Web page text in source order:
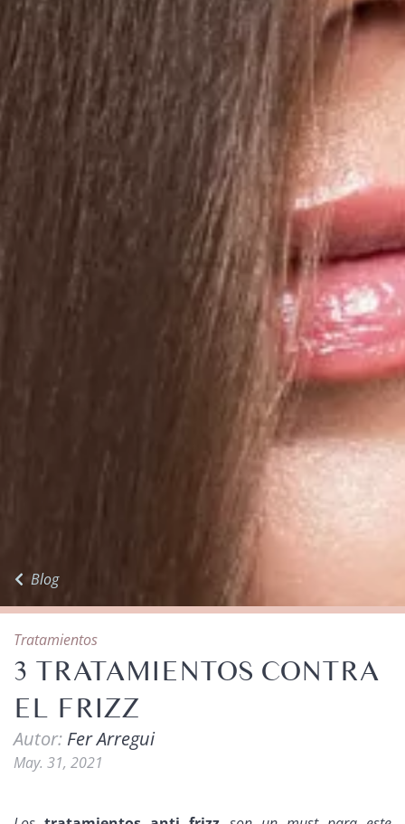
Blog
Tratamientos
3 TRATAMIENTOS CONTRA
EL FRIZZ
Autor: Fer Arregui
May. 31, 2021